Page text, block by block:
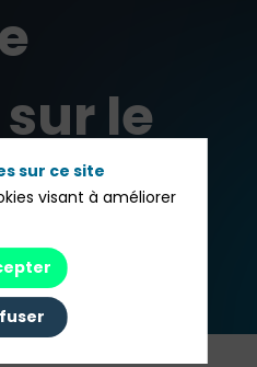
le
sur ce site
visant à améliorer